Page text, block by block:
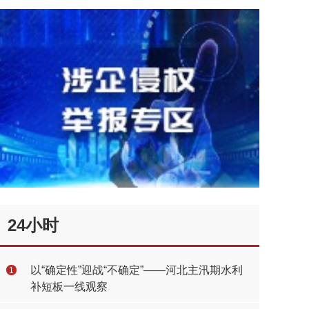
24小时
1
以“确定性”迎战“不确定”——河北主汛期水利
补短板一线观察